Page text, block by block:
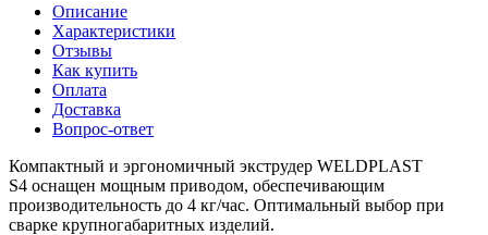
Описание
Характеристики
Отзывы
Как купить
Оплата
Доставка
Вопрос-ответ
Компактный и эргономичный экструдер WELDPLAST
S4 оснащен мощным приводом, обеспечивающим
производительность до 4 кг/час. Оптимальный выбор при
сварке крупногабаритных изделий.